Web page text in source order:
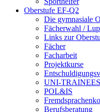
Oberstufe EF-Q2
Die gymnasiale
Fächerwahl /
Links zur
Fächer
Facharbeit
Projektkurse
UNI-TRAINEES
POL&IS
Berufsberatung